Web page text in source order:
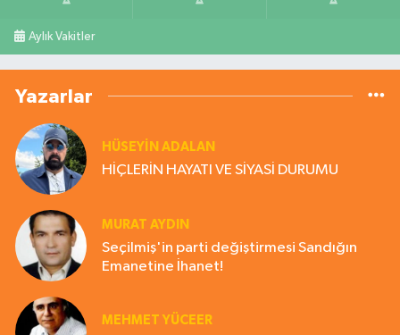
Aylık Vakitler
Yazarlar
HÜSEYIN ADALAN
HİÇLERİN HAYATI VE SİYASİ DURUMU
MURAT AYDIN
Seçilmiş'in parti değiştirmesi Sandığın
Emanetine İhanet!
MEHMET YÜCEER